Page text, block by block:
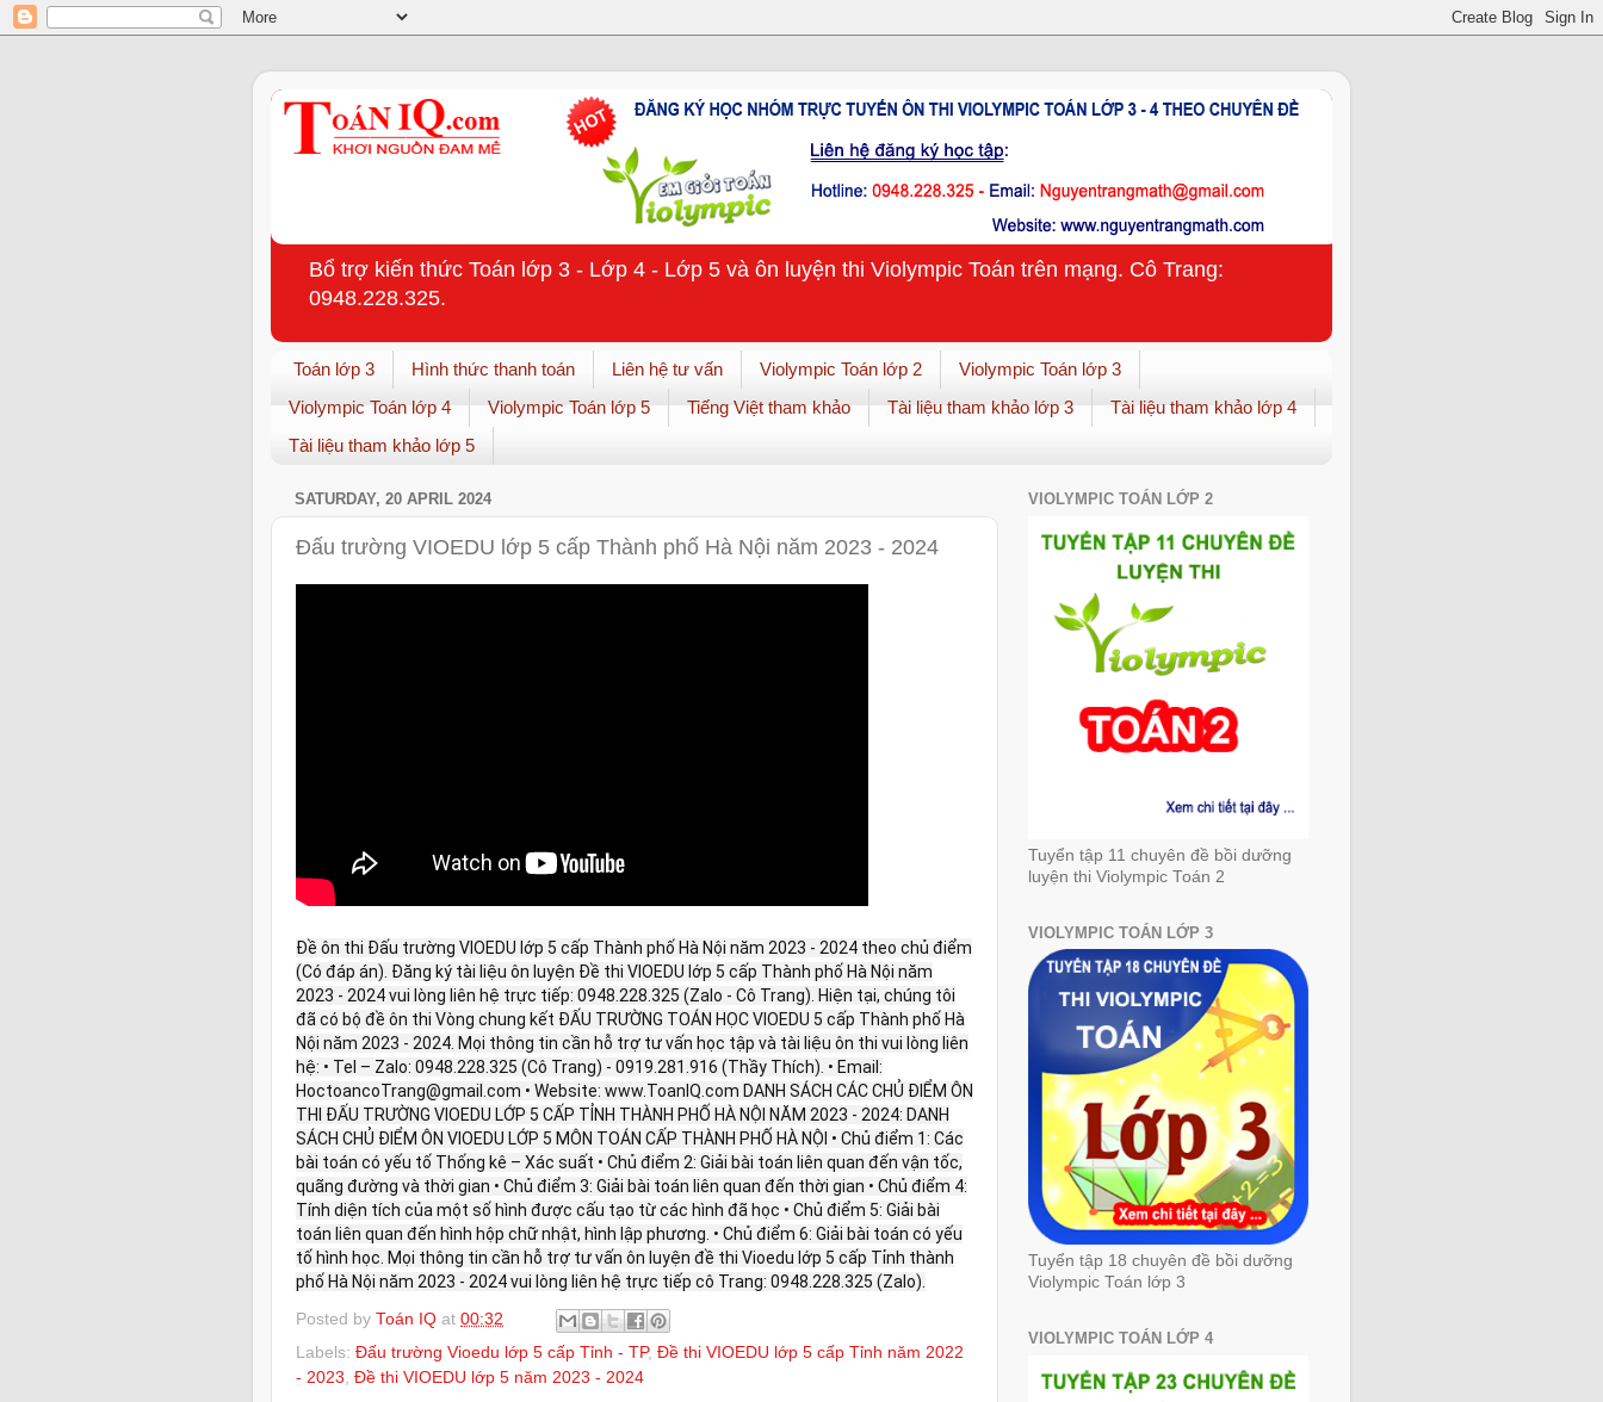
Bổ trợ kiến thức Toán lớp 3 - Lớp 4 - Lớp 5 và ôn luyện thi Violympic Toán trên mạng. Cô Trang:
0948.228.325.
Toán lớp 3 Hình thức thanh toán Liên hệ tư vấn Violympic Toán lớp 2
Violympic Toán lớp 3
Violympic Toán lớp 4
Violympic Toán lớp 5 Tiếng Việt tham khảo Tài liệu tham khảo lớp 3
Tài liệu tham khảo lớp 4
Tài liệu tham khảo lớp 5
SATURDAY, 20 APRIL 2024
Đấu trường VIOEDU lớp 5 cấp Thành phố Hà Nội năm 2023 - 2024
Đề ôn thi Đấu trường VIOEDU lớp 5 cấp Thành phố Hà Nội năm 2023 - 2024 theo chủ điểm
(Có đáp án). Đăng ký tài liệu ôn luyện Đề thi VIOEDU lớp 5 cấp Thành phố Hà Nội năm
2023 - 2024 vui lòng liên hệ trực tiếp: 0948.228.325 (Zalo - Cô Trang). Hiện tại, chúng tôi
đã có bộ đề ôn thi Vòng chung kết ĐẤU TRƯỜNG TOÁN HỌC VIOEDU 5 cấp Thành phố Hà
Nội năm 2023 - 2024. Mọi thông tin cần hỗ trợ tư vấn học tập và tài liệu ôn thi vui lòng liên
hệ: • Tel – Zalo: 0948.228.325 (Cô Trang) - 0919.281.916 (Thầy Thích). • Email:
HoctoancoTrang@gmail.com • Website: www.ToanIQ.com DANH SÁCH CÁC CHỦ ĐIỂM ÔN
THI ĐẤU TRƯỜNG VIOEDU LỚP 5 CẤP TỈNH THÀNH PHỐ HÀ NỘI NĂM 2023 - 2024: DANH
SÁCH CHỦ ĐIỂM ÔN VIOEDU LỚP 5 MÔN TOÁN CẤP THÀNH PHỐ HÀ NỘI • Chủ điểm 1: Các
bài toán có yếu tố Thống kê – Xác suất • Chủ điểm 2: Giải bài toán liên quan đến vận tốc,
quãng đường và thời gian • Chủ điểm 3: Giải bài toán liên quan đến thời gian • Chủ điểm 4:
Tính diện tích của một số hình được cấu tạo từ các hình đã học • Chủ điểm 5: Giải bài
toán liên quan đến hình hộp chữ nhật, hình lập phương. • Chủ điểm 6: Giải bài toán có yếu
tố hình học. Mọi thông tin cần hỗ trợ tư vấn ôn luyện đề thi Vioedu lớp 5 cấp Tỉnh thành
phố Hà Nội năm 2023 - 2024 vui lòng liên hệ trực tiếp cô Trang: 0948.228.325 (Zalo).
Posted by Toán IQ at 00:32
Labels: Đấu trường Vioedu lớp 5 cấp Tỉnh - TP, Đề thi VIOEDU lớp 5 cấp Tỉnh năm 2022
- 2023, Đề thi VIOEDU lớp 5 năm 2023 - 2024
VIOLYMPIC TOÁN LỚP 2
Tuyển tập 11 chuyên đề bồi dưỡng
luyện thi Violympic Toán 2
VIOLYMPIC TOÁN LỚP 3
Tuyển tập 18 chuyên đề bồi dưỡng
Violympic Toán lớp 3
VIOLYMPIC TOÁN LỚP 4